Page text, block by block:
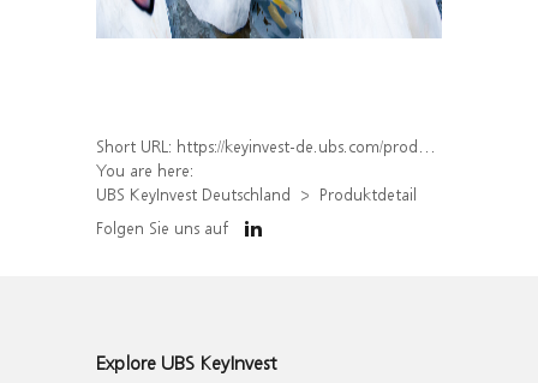
Short URL: https://keyinvest-de.ubs.com/produkt/detail/index/isin/DE000WA4P2X5
You are here:
UBS KeyInvest Deutschland
Produktdetail
Folgen Sie uns auf
Explore UBS KeyInvest